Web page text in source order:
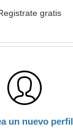
gratis
un nuevo perfil